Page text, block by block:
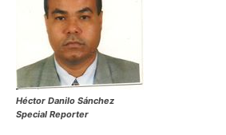
Héctor Danilo Sánchez
Special Reporter